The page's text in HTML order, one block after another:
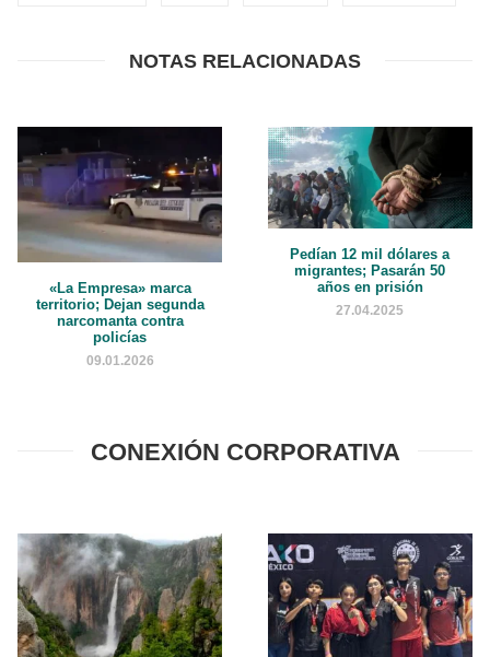
NOTAS RELACIONADAS
«La Empresa» marca
territorio; Dejan segunda
narcomanta contra
policías
09.01.2026
Pedían 12 mil dólares a
migrantes; Pasarán 50
años en prisión
27.04.2025
CONEXIÓN CORPORATIVA